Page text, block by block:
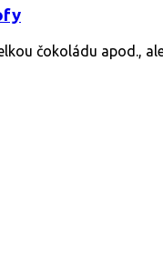
čokoládu apod.,